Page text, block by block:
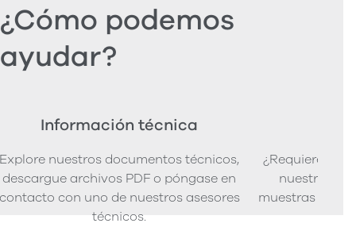
¿Cómo podemos
ayudar?
Información técnica
Explore nuestros documentos técnicos,
descargue archivos PDF o póngase en
con uno de nuestros asesores
técnicos.
¿Requiere
nuestra
muestras de